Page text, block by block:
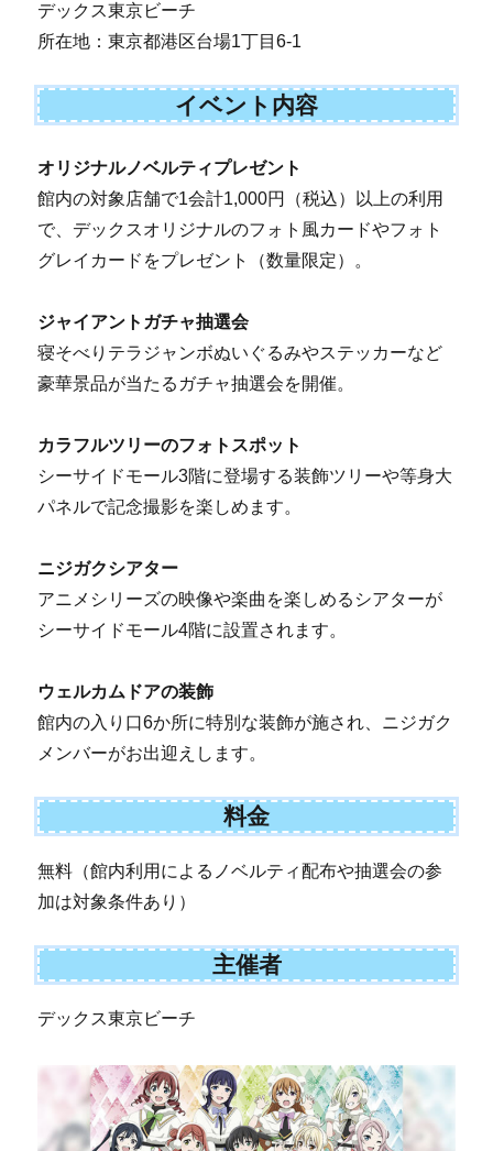
デックス東京ビーチ
所在地：東京都港区台場1丁目6-1
イベント内容
オリジナルノベルティプレゼント
館内の対象店舗で1会計1,000円（税込）以上の利用
で、デックスオリジナルのフォト風カードやフォト
グレイカードをプレゼント（数量限定）。
ジャイアントガチャ抽選会
寝そべりテラジャンボぬいぐるみやステッカーなど
豪華景品が当たるガチャ抽選会を開催。
カラフルツリーのフォトスポット
シーサイドモール3階に登場する装飾ツリーや等身大
パネルで記念撮影を楽しめます。
ニジガクシアター
アニメシリーズの映像や楽曲を楽しめるシアターが
シーサイドモール4階に設置されます。
ウェルカムドアの装飾
館内の入り口6か所に特別な装飾が施され、ニジガク
メンバーがお出迎えします。
料金
無料（館内利用によるノベルティ配布や抽選会の参
加は対象条件あり）
主催者
デックス東京ビーチ